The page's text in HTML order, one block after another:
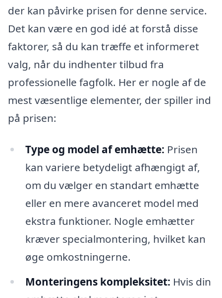
der kan påvirke prisen for denne service.
Det kan være en god idé at forstå disse
faktorer, så du kan træffe et informeret
valg, når du indhenter tilbud fra
professionelle fagfolk. Her er nogle af de
mest væsentlige elementer, der spiller ind
på prisen:
Type og model af emhætte: Prisen
kan variere betydeligt afhængigt af,
om du vælger en standart emhætte
eller en mere avanceret model med
ekstra funktioner. Nogle emhætter
kræver specialmontering, hvilket kan
øge omkostningerne.
Monteringens kompleksitet: Hvis din